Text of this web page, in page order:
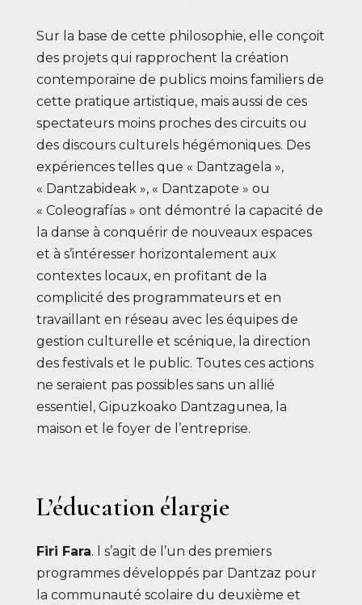
Sur la base de cette philosophie, elle conçoit
des projets qui rapprochent la création
contemporaine de publics moins familiers de
cette pratique artistique, mais aussi de ces
spectateurs moins proches des circuits ou
des discours culturels hégémoniques. Des
expériences telles que « Dantzagela »,
« Dantzabideak », « Dantzapote » ou
« Coleografías » ont démontré la capacité de
la danse à conquérir de nouveaux espaces
et à s’intéresser horizontalement aux
contextes locaux, en profitant de la
complicité des programmateurs et en
travaillant en réseau avec les équipes de
gestion culturelle et scénique, la direction
des festivals et le public. Toutes ces actions
ne seraient pas possibles sans un allié
essentiel, Gipuzkoako Dantzagunea, la
maison et le foyer de l’entreprise.
L’éducation élargie
Firi Fara. l s’agit de l’un des premiers
programmes développés par Dantzaz pour
la communauté scolaire du deuxième et